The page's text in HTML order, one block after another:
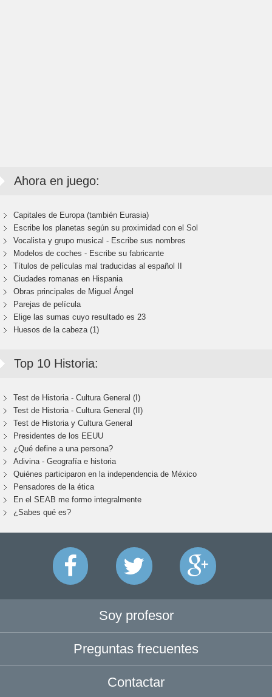
Ahora en juego:
Capitales de Europa (también Eurasia)
Escribe los planetas según su proximidad con el Sol
Vocalista y grupo musical - Escribe sus nombres
Modelos de coches - Escribe su fabricante
Títulos de películas mal traducidas al español II
Ciudades romanas en Hispania
Obras principales de Miguel Ángel
Parejas de película
Elige las sumas cuyo resultado es 23
Huesos de la cabeza (1)
Top 10 Historia:
Test de Historia - Cultura General (I)
Test de Historia - Cultura General (II)
Test de Historia y Cultura General
Presidentes de los EEUU
¿Qué define a una persona?
Adivina - Geografía e historia
Quiénes participaron en la independencia de México
Pensadores de la ética
En el SEAB me formo integralmente
¿Sabes qué es?
Soy profesor
Preguntas frecuentes
Contactar